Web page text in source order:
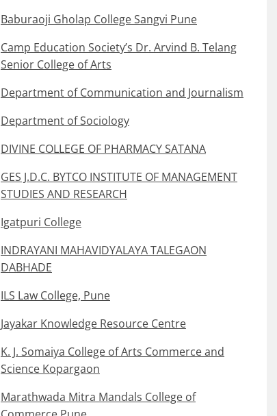
Baburaoji Gholap College Sangvi Pune
Camp Education Society’s Dr. Arvind B. Telang
Senior College of Arts
Department of Communication and Journalism
Department of Sociology
DIVINE COLLEGE OF PHARMACY SATANA
GES J.D.C. BYTCO INSTITUTE OF MANAGEMENT
STUDIES AND RESEARCH
Igatpuri College
INDRAYANI MAHAVIDYALAYA TALEGAON
DABHADE
ILS Law College, Pune
Jayakar Knowledge Resource Centre
K. J. Somaiya College of Arts Commerce and
Science Kopargaon
Marathwada Mitra Mandals College of